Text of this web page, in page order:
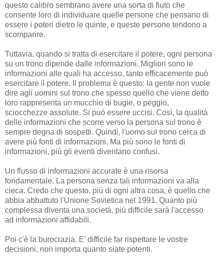
questo calibro sembrano avere una sorta di fiuto che
consente loro di individuare quelle persone che pensano di
essere i poteri dietro le quinte, e queste persone tendono a
scomparire.
Tuttavia, quando si tratta di esercitare il potere, ogni persona
su un trono dipende dalle informazioni. Migliori sono le
informazioni alle quali ha accesso, tanto efficacemente può
esercitare il potere. Il problema è questo: la gente non vuole
dire agli uomini sul trono che spesso quello che viene detto
loro rappresenta un mucchio di bugie, o peggio,
sciocchezze assolute. Si può essere uccisi. Così, la qualità
delle informazioni che scorre verso la persona sul trono è
sempre degna di sospetti. Quindi, l'uomo sul trono cerca di
avere più fonti di informazioni. Ma più sono le fonti di
informazioni, più gli eventi diventano confusi.
Un flusso di informazioni accurate è una risorsa
fondamentale. La persona senza tali informazioni va alla
cieca. Credo che questo, più di ogni altra cosa, è quello che
abbia abbattuto l'Unione Sovietica nel 1991. Quanto più
complessa diventa una società, più difficile sarà l'accesso
ad informazioni affidabili.
Poi c'è la burocrazia. E' difficile far rispettare le vostre
decisioni, non importa quanto siate potenti.